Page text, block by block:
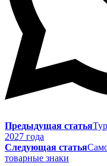
Предыдущая статья
2027 года
Следующая статья
товарные знаки